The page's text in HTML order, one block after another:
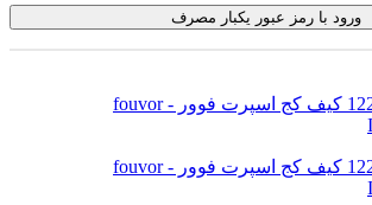
ورود با رمز عبور یکبار مصرف